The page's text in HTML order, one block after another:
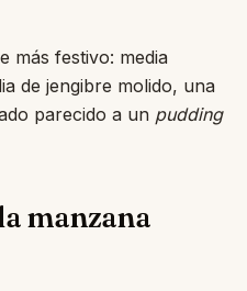
más festivo: media
de jengibre molido, una
parecido a un pudding
manzana